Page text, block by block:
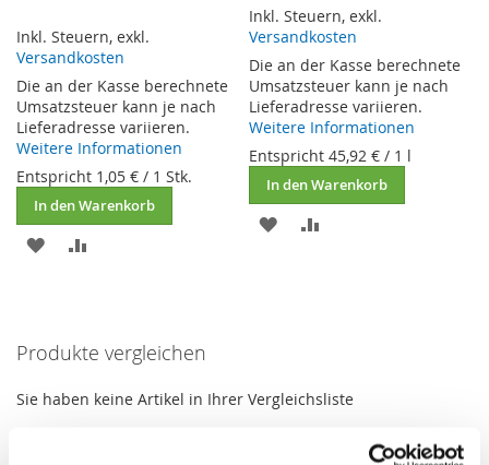
Inkl. Steuern, exkl.
Versandkosten
Die an der Kasse berechnete
Umsatzsteuer kann je nach
Lieferadresse variieren.
Weitere Informationen
Entspricht 1,05 € / 1 Stk.
In den Warenkorb
ZUR
Inkl. Steuern,exkl.
Versandkosten
Die an der Kasse berechnete
Umsatzsteuer kann je nach
Lieferadresse variieren.
Weitere Informationen
Entspricht45,92 € / 1 l
In den Warenkorb
ZUR
Produkte vergleichen
Sie haben keine Artikel in Ihrer Vergleichsliste